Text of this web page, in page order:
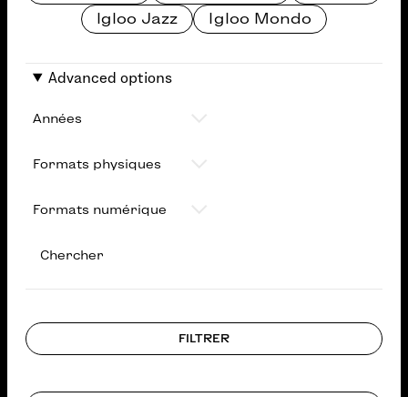
Igloo Jazz
Igloo Mondo
Advanced options